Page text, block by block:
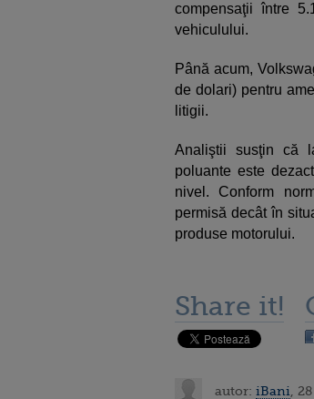
compensaţii între
vehiculului.
Până acum,
de dolari) pentru
litigii.
Analiştii susţin că
poluante este
nivel. Conform
permisă decât în
produse motorului.
Share it!
autor: iBani ,